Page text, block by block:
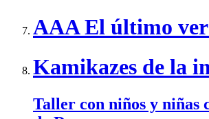
AAA El último
Kamikazes de la
Taller con niños y niñas